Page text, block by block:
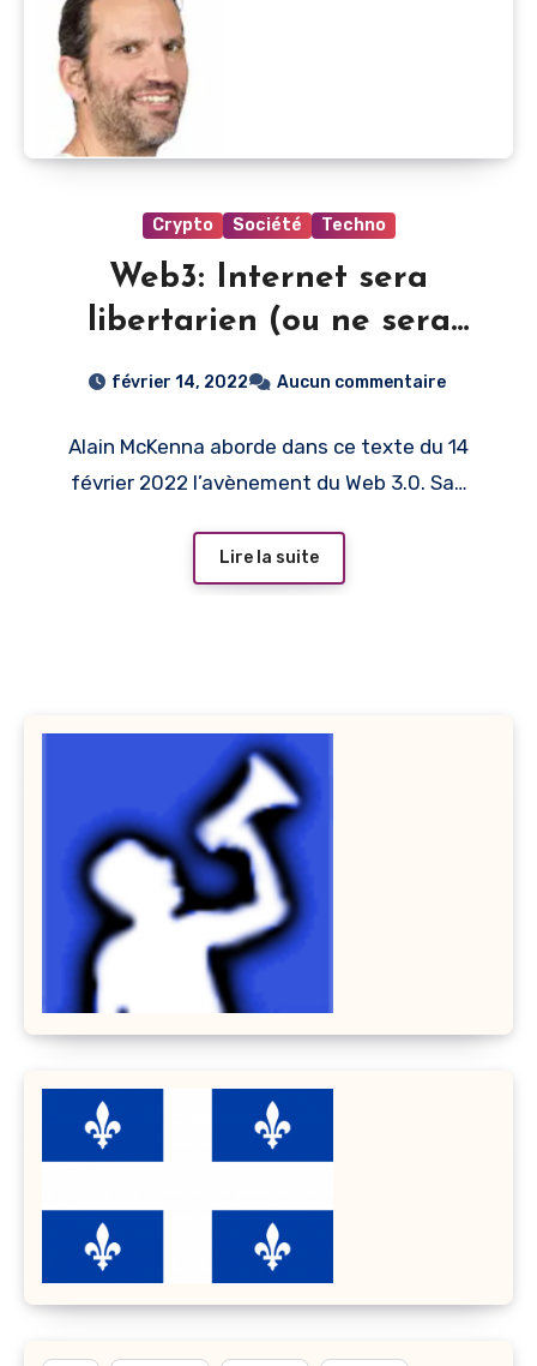
Crypto Société Techno
Web3: Internet sera
libertarien (ou ne sera
pas) | Le Devoir
février 14, 2022 Aucun commentaire
Alain McKenna aborde dans ce texte du 14
février 2022 l’avènement du Web 3.0. Sa…
Lire la suite